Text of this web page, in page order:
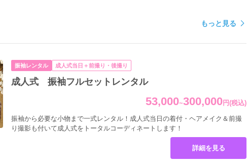
もっと見る
振袖レンタル 成人式当日＋前撮り・後撮り
成人式 振袖フルセットレンタル
53,000~300,000 円(税込)
振袖から必要な小物まで一式レンタル！成人式当日の着付・ヘアメイク＆前撮
り撮影も付いて成人式をトータルコーディネートします！
詳細を見る